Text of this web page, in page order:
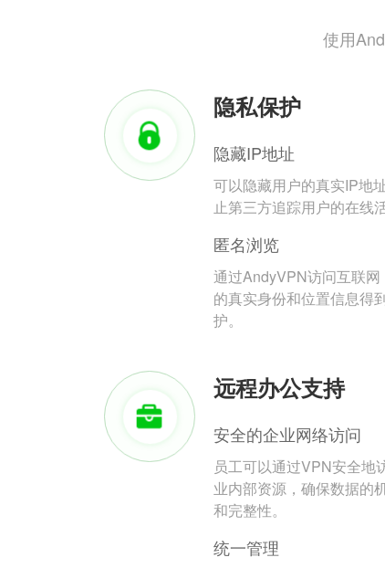
使用
隐私保护
隐藏IP地址
可以隐藏用户的真实IP地
止第三方追踪用户的在线活
匿名浏览
通过AndyVPN访问互联网
的真实身份和位置信息得
护。
远程办公支持
安全的企业网络访问
员工可以通过VPN安全地
业内部资源，确保数据的
和完整性。
统一管理